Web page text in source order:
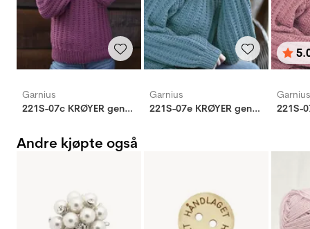
Garnius
221S-07c KRØYER genser
Garnius
221S-07e KRØYER genser
av 5
Garnius
Andre kjøpte også